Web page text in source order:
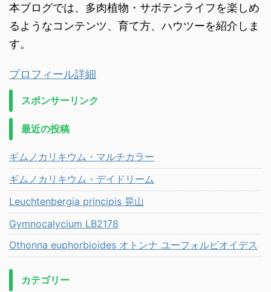
本ブログでは、多肉植物・サボテンライフを楽しめ
るようなコンテンツ、育て方、ハウツーを紹介しま
す。
プロフィール詳細
スポンサーリンク
最近の投稿
ギムノカリキウム・マルチカラー
ギムノカリキウム・デイドリーム
Leuchtenbergia principis 晃山
Gymnocalycium LB2178
Othonna euphorbioides オトンナ ユーフォルビオイデス
カテゴリー